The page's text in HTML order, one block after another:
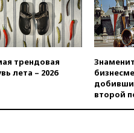
трендовая
лета – 2026
второй